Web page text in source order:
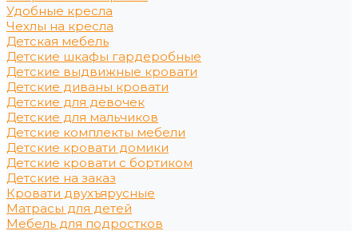
Удобные кресла
Чехлы на кресла
Детская мебель
Детские шкафы гардеробные
Детские выдвижные кровати
Детские диваны кровати
Детские для девочек
Детские для мальчиков
Детские комплекты мебели
Детские кровати домики
Детские кровати с бортиком
Детские на заказ
Кровати двухъярусные
Матрасы для детей
Мебель для подростков